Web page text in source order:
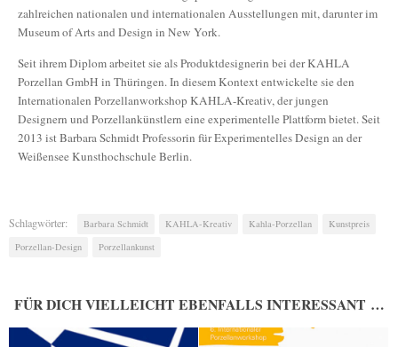
zahlreichen nationalen und internationalen Ausstellungen mit, darunter im
Museum of Arts and Design in New York.
Seit ihrem Diplom arbeitet sie als Produktdesignerin bei der KAHLA
Porzellan GmbH in Thüringen. In diesem Kontext entwickelte sie den
Internationalen Porzellanworkshop KAHLA-Kreativ, der jungen
Designern und Porzellankünstlern eine experimentelle Plattform bietet. Seit
2013 ist Barbara Schmidt Professorin für Experimentelles Design an der
Weißensee Kunsthochschule Berlin.
Schlagwörter: Barbara Schmidt KAHLA-Kreativ Kahla-Porzellan
Kunstpreis
Porzellan-Design
Porzellankunst
FÜR DICH VIELLEICHT EBENFALLS INTERESSANT …